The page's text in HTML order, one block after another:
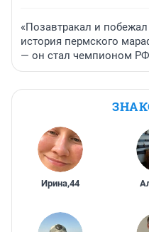
«Позавтракал и
история пермского
— он стал чемпионом РФ
Ирина,44